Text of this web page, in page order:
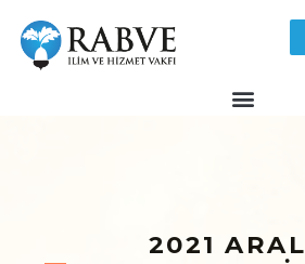
2021